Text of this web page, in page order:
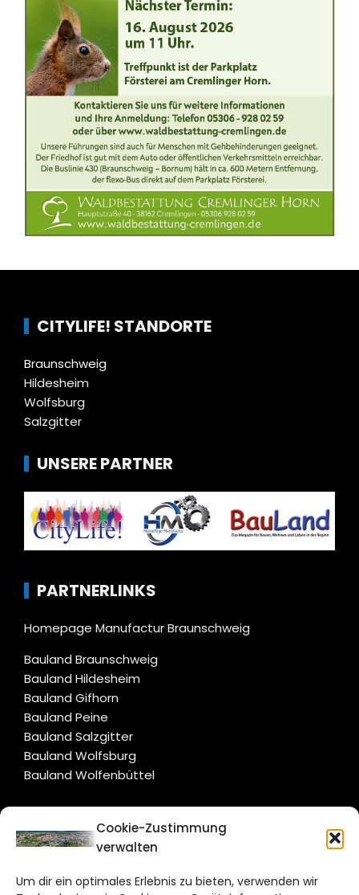
Cookie-Zustimmung
verwalten
Um dir ein optimales Erlebnis zu bieten, verwenden wir
CITYLIFE! STANDORTE
Braunschweig
Hildesheim
Wolfsburg
Salzgitter
UNSERE PARTNER
PARTNERLINKS
Homepage Manufactur Braunschweig
Bauland Braunschweig
Bauland Hildesheim
Bauland Gifhorn
Bauland Peine
Bauland Salzgitter
Bauland Wolfsburg
Bauland Wolfenbüttel
CITYLIFE!